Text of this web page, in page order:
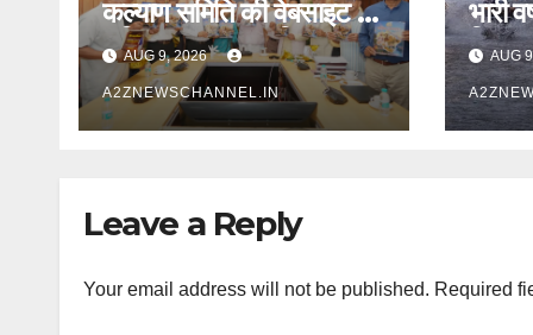
कल्याण समिति की वेबसाइट एवं
क्षत्रिय जागरण स्मारिका का
किया विमोचन
AUG 9, 2026
A2ZNEWSCHANNEL.IN
भारी
येलो
AUG
Leave a Reply
Your email address will not be published. Required